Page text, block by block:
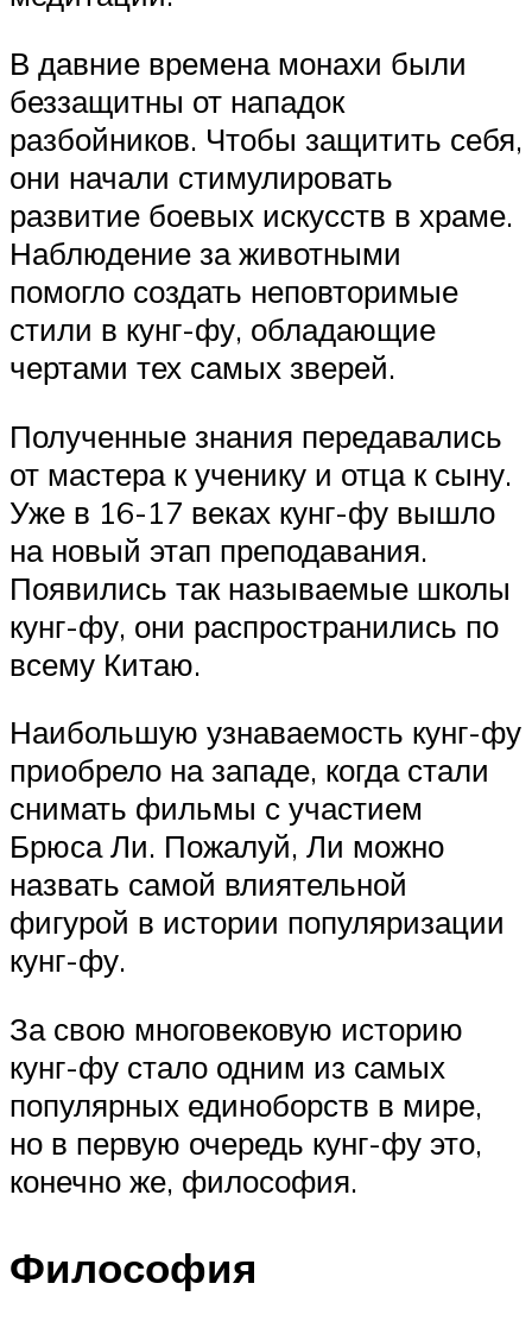
В давние времена монахи были
беззащитны от нападок
разбойников. Чтобы защитить себя,
они начали стимулировать
развитие боевых искусств в храме.
Наблюдение за животными
помогло создать неповторимые
стили в кунг-фу, обладающие
чертами тех самых зверей.
Полученные знания передавались
от мастера к ученику и отца к сыну.
Уже в 16-17 веках кунг-фу вышло
на новый этап преподавания.
Появились так называемые школы
кунг-фу, они распространились по
всему Китаю.
Наибольшую узнаваемость кунг-фу
приобрело на западе, когда стали
снимать фильмы с участием
Брюса Ли. Пожалуй, Ли можно
назвать самой влиятельной
фигурой в истории популяризации
кунг-фу.
За свою многовековую историю
кунг-фу стало одним из самых
популярных единоборств в мире,
но в первую очередь кунг-фу это,
конечно же, философия.
Философия